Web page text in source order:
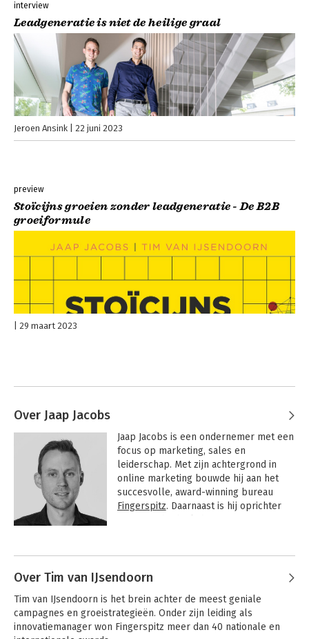
interview
Leadgeneratie is niet de heilige graal
Jeroen Ansink 22 juni 2023
preview
Stoïcijns groeien zonder leadgeneratie - De B2B
groeiformule
29 maart 2023
Over Jaap Jacobs
Jaap Jacobs is een ondernemer met een
focus op marketing, sales en
leiderschap. Met zijn achtergrond in
online marketing bouwde hij aan het
Fingerspitz. Daarnaast is hij oprichter
Over Tim van IJsendoorn
Tim van IJsendoorn is het brein achter de meest geniale
campagnes en groeistrategieën. Onder zijn leiding als
innovatiemanager won Fingerspitz meer dan 40 nationale en